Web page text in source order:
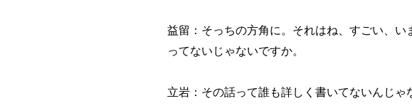
益留：そっちの方角に。それはね、すごい、
ってないじゃないですか。
立岩：その話って誰も詳しく書いてないんじ